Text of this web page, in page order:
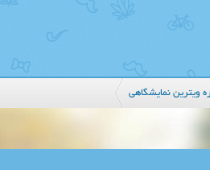
ویترین نمایشگاهی